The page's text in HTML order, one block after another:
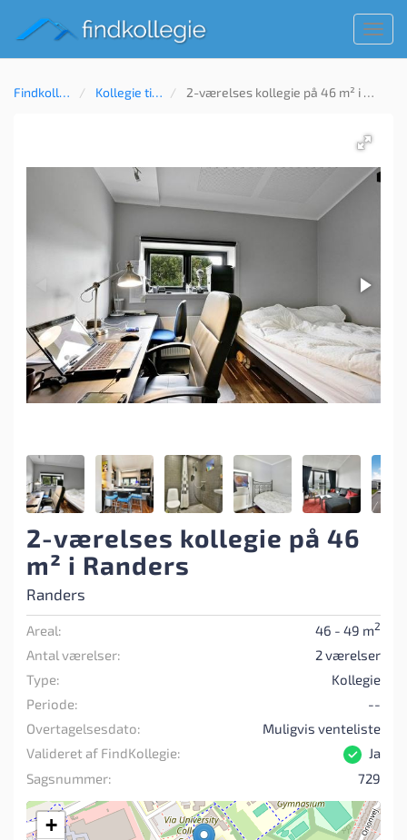
Findkollegie Kollegie til leje 2-værelses kollegie på 46 m² i Randers
2-værelses kollegie på 46
m² i Randers
Randers
Areal: 46 - 49 m2
Antal værelser:
2 værelser
Type:
Kollegie
Periode:
--
Overtagelsesdato:
Muligvis venteliste
Valideret af FindKollegie:
Ja
Sagsnummer:
729
+